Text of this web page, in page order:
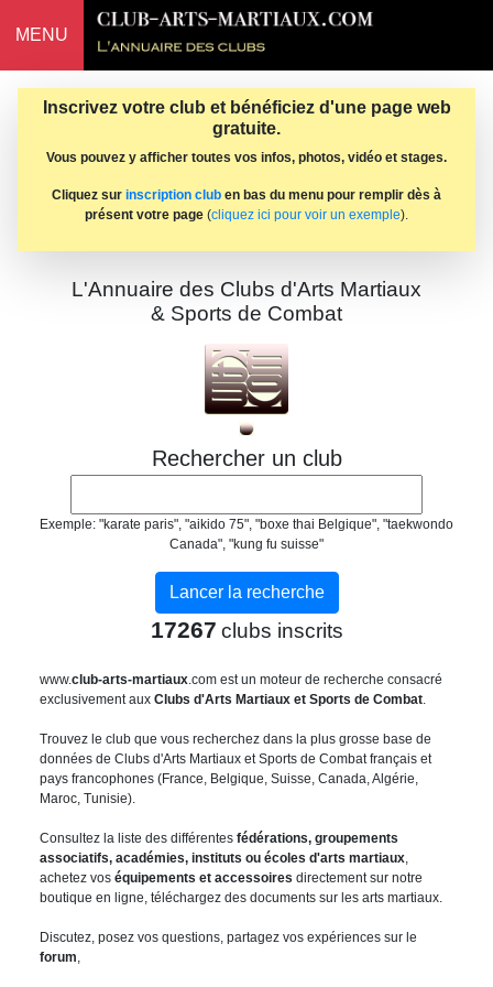
MENU
Inscrivez votre club et bénéficiez d'une page web
gratuite.
Vous pouvez y afficher toutes vos infos, photos, vidéo et stages.
Cliquez sur inscription club en bas du menu pour remplir dès à
présent votre page (cliquez ici pour voir un exemple).
L'Annuaire des Clubs d'Arts Martiaux
& Sports de Combat
Rechercher un club
Exemple: "karate paris", "aikido 75", "boxe thai Belgique", "taekwondo
Canada", "kung fu suisse"
17267 clubs inscrits
www.club-arts-martiaux.com est un moteur de recherche consacré
exclusivement aux Clubs d'Arts Martiaux et Sports de Combat.
Trouvez le club que vous recherchez dans la plus grosse base de
données de Clubs d'Arts Martiaux et Sports de Combat français et
pays francophones (France, Belgique, Suisse, Canada, Algérie,
Maroc, Tunisie).
Consultez la liste des différentes fédérations, groupements
associatifs, académies, instituts ou écoles d'arts martiaux,
achetez vos équipements et accessoires directement sur notre
boutique en ligne, téléchargez des documents sur les arts martiaux.
Discutez, posez vos questions, partagez vos expériences sur le
forum,